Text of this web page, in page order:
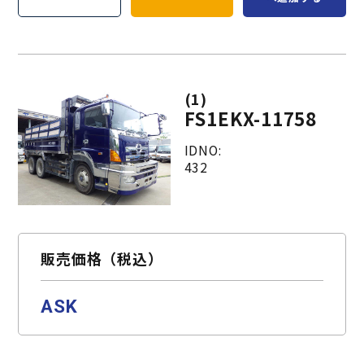
(1)
FS1EKX-11758
IDNO:
432
販売価格（税込）
ASK